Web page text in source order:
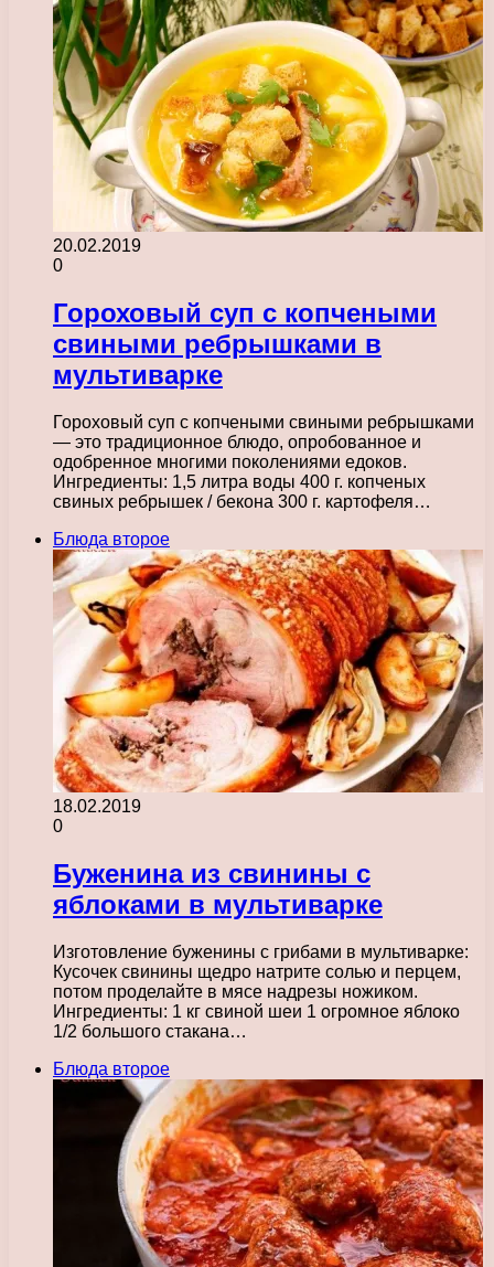
20.02.2019
0
Гороховый суп с копчеными
свиными ребрышками в
мультиварке
Гороховый суп с копчеными свиными ребрышками
— это традиционное блюдо, опробованное и
одобренное многими поколениями едоков.
Ингредиенты: 1,5 литра воды 400 г. копченых
свиных ребрышек / бекона 300 г. картофеля…
Блюда второе
18.02.2019
0
Буженина из свинины с
яблоками в мультиварке
Изготовление буженины с грибами в мультиварке:
Кусочек свинины щедро натрите солью и перцем,
потом проделайте в мясе надрезы ножиком.
Ингредиенты: 1 кг свиной шеи 1 огромное яблоко
1/2 большого стакана…
Блюда второе